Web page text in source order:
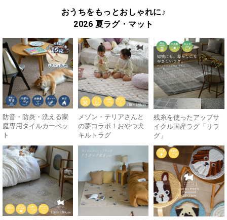
おうちをもっとおしゃれに♪
2026 夏ラグ・マット
防音・防炎・洗える家
庭専用タイルカーペッ
ト
メゾン・テリアさんと
の夢コラボ！おやつ犬
キルトラグ
残糸を使ったアップサ
イクル国産ラグ「リラ
グ」